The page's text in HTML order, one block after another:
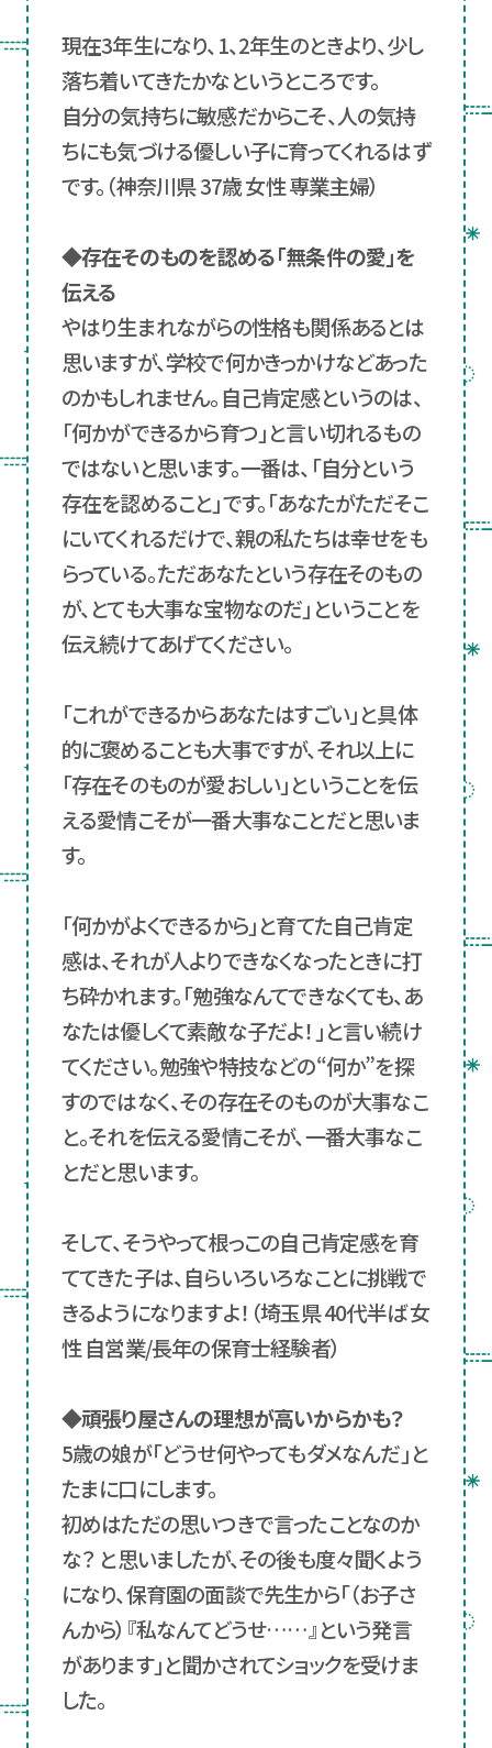
現在3年生になり、1、2年生のときより、少し
落ち着いてきたかなというところです。
自分の気持ちに敏感だからこそ、人の気持
ちにも気づける優しい子に育ってくれるはず
です。（神奈川県 37歳 女性 専業主婦）
◆存在そのものを認める「無条件の愛」を
伝える
やはり生まれながらの性格も関係あるとは
思いますが、学校で何かきっかけなどあった
のかもしれません。自己肯定感というのは、
「何かができるから育つ」と言い切れるもの
ではないと思います。一番は、「自分という
存在を認めること」です。「あなたがただそこ
にいてくれるだけで、親の私たちは幸せをも
らっている。ただあなたという存在そのもの
が、とても大事な宝物なのだ」ということを
伝え続けてあげてください。
「これができるからあなたはすごい」と具体
的に褒めることも大事ですが、それ以上に
「存在そのものが愛おしい」ということを伝
える愛情こそが一番大事なことだと思いま
す。
「何かがよくできるから」と育てた自己肯定
感は、それが人よりできなくなったときに打
ち砕かれます。「勉強なんてできなくても、あ
なたは優しくて素敵な子だよ！」と言い続け
てください。勉強や特技などの“何か”を探
すのではなく、その存在そのものが大事なこ
と。それを伝える愛情こそが、一番大事なこ
とだと思います。
そして、そうやって根っこの自己肯定感を育
ててきた子は、自らいろいろなことに挑戦で
きるようになりますよ！（埼玉県 40代半ば 女
性 自営業/長年の保育士経験者）
◆頑張り屋さんの理想が高いからかも？
5歳の娘が「どうせ何やってもダメなんだ」と
たまに口にします。
初めはただの思いつきで言ったことなのか
な？ と思いましたが、その後も度々聞くよう
になり、保育園の面談で先生から「（お子さ
んから）『私なんてどうせ……』という発言
があります」と聞かされてショックを受けま
した。